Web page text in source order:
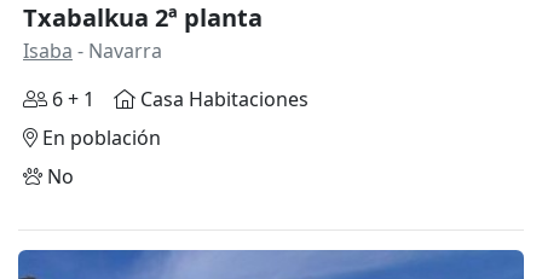
Txabalkua 2ª planta
Isaba - Navarra
6 + 1
Casa Habitaciones
En población
No